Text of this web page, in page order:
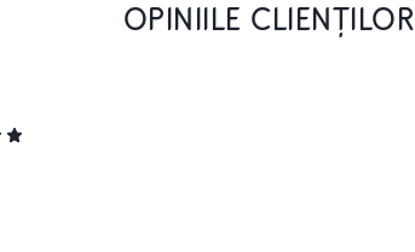
OPINIILE CLIENȚILOR